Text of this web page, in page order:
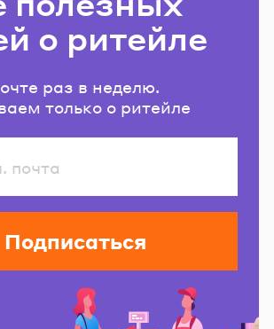
о ритейле
раз в неделю.
только о ритейле
Подписаться